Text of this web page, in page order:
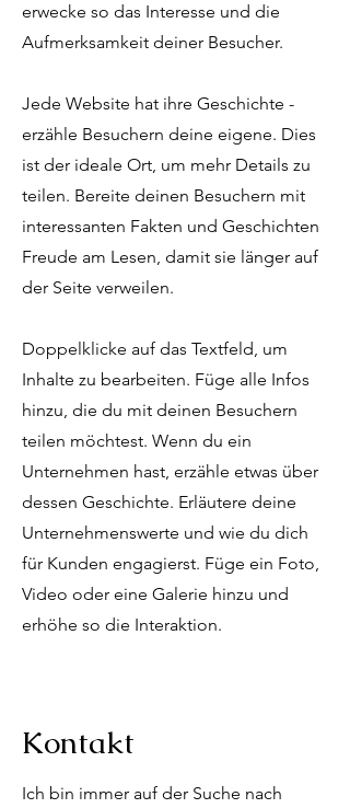
erwecke so das Interesse und die
Aufmerksamkeit deiner Besucher.
Jede Website hat ihre Geschichte -
erzähle Besuchern deine eigene. Dies
ist der ideale Ort, um mehr Details zu
teilen. Bereite deinen Besuchern mit
interessanten Fakten und Geschichten
Freude am Lesen, damit sie länger auf
der Seite verweilen.
Doppelklicke auf das Textfeld, um
Inhalte zu bearbeiten. Füge alle Infos
hinzu, die du mit deinen Besuchern
teilen möchtest. Wenn du ein
Unternehmen hast, erzähle etwas über
dessen Geschichte. Erläutere deine
Unternehmenswerte und wie du dich
für Kunden engagierst. Füge ein Foto,
Video oder eine Galerie hinzu und
erhöhe so die Interaktion.
Kontakt
Ich bin immer auf der Suche nach